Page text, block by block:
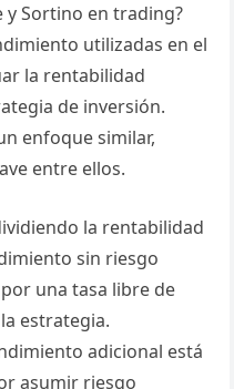
y Sortino en trading?
utilizadas en el
la rentabilidad
de inversión.
enfoque similar,
entre ellos.
la rentabilidad
sin riesgo
una tasa libre de
estrategia.
adicional está
asumir riesgo